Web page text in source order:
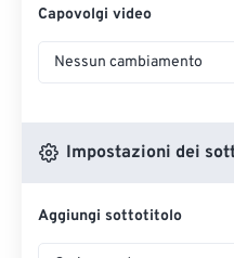
Capovolgi video
Nessun cambiamento
Impostazioni dei
Aggiungi sottotitolo